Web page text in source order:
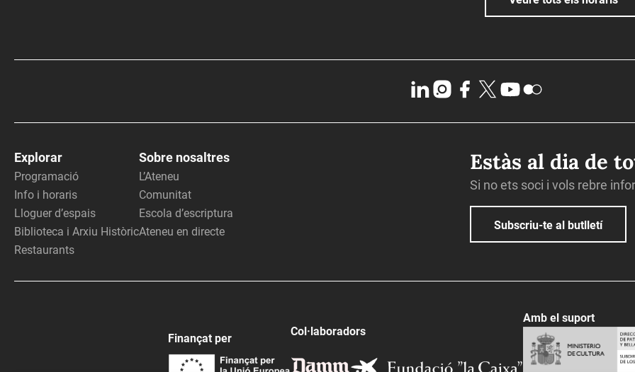
Explorar
Programació
Info i horaris
Lloguer d’espais
Biblioteca i Arxiu Històric
Restaurants
Sobre nosaltres
L’Ateneu
Comunitat
Escola d’escriptura
Ateneu en directe
Estàs al dia de
Si no ets soci i vols rebre
Subscriu-te al butlletí
Finançat per
Col·laboradors
Amb el suport